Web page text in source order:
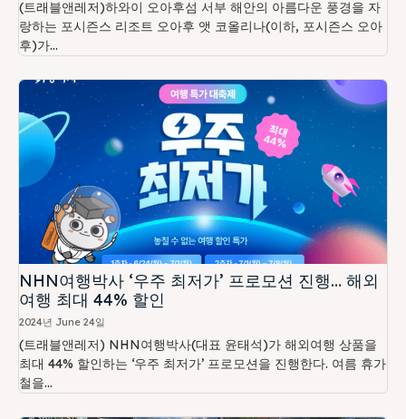
(트래블앤레저)하와이 오아후섬 서부 해안의 아름다운 풍경을 자
랑하는 포시즌스 리조트 오아후 앳 코올리나(이하, 포시즌스 오아
후)가...
NHN여행박사 ‘우주 최저가’ 프로모션 진행… 해외
여행 최대 44% 할인
2024년 June 24일
(트래블앤레저) NHN여행박사(대표 윤태석)가 해외여행 상품을
최대 44% 할인하는 ‘우주 최저가’ 프로모션을 진행한다. 여름 휴가
철을...